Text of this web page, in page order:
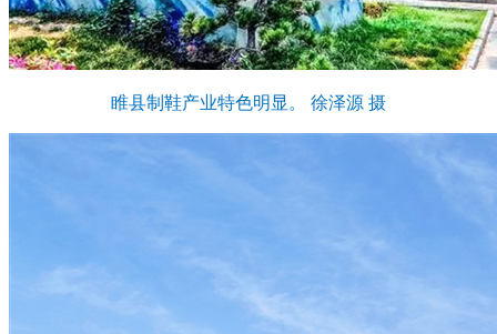
睢县制鞋产业特色明显。 徐泽源 摄